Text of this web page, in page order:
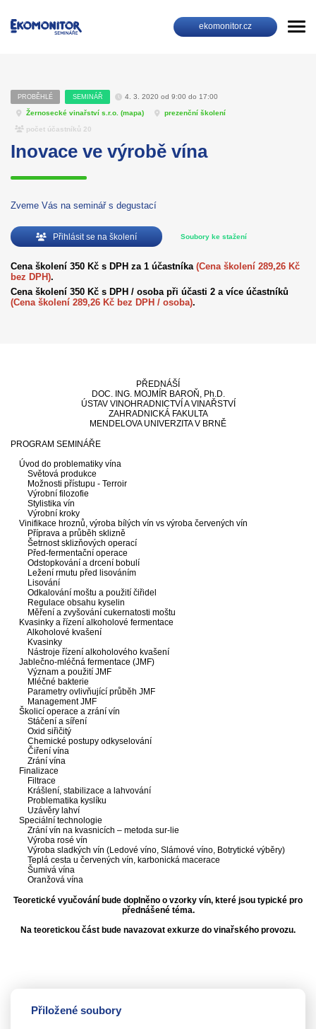
ekomonitor.cz
PROBĚHLÉ SEMINÁŘ 4. 3. 2020 od 9:00 do 17:00
Žernosecké vinařství s.r.o. (mapa) prezenční školení
počet účastníků 20
Inovace ve výrobě vína
Zveme Vás na seminář s degustací
Přihlásit se na školení Soubory ke stažení
Cena školení 350 Kč s DPH za 1 účastníka (Cena školení 289,26 Kč
bez DPH).
Cena školení 350 Kč s DPH / osoba při účasti 2 a více účastníků
(Cena školení 289,26 Kč bez DPH / osoba).
PŘEDNÁŠÍ
DOC. ING. MOJMÍR BAROŇ, Ph.D.
ÚSTAV VINOHRADNICTVÍ A VINAŘSTVÍ
ZAHRADNICKÁ FAKULTA
MENDELOVA UNIVERZITA V BRNĚ
PROGRAM SEMINÁŘE
Úvod do problematiky vína
Světová produkce
Možnosti přístupu - Terroir
Výrobní filozofie
Stylistika vín
Výrobní kroky
Vinifikace hroznů, výroba bílých vín vs výroba červených vín
Příprava a průběh sklizně
Šetrnost sklizňových operací
Před-fermentační operace
Odstopkování a drcení bobulí
Ležení rmutu před lisováním
Lisování
Odkalování moštu a použití čiřidel
Regulace obsahu kyselin
Měření a zvyšování cukernatosti moštu
Kvasinky a řízení alkoholové fermentace
Alkoholové kvašení
Kvasinky
Nástroje řízení alkoholového kvašení
Jablečno-mléčná fermentace (JMF)
Význam a použití JMF
Mléčné bakterie
Parametry ovlivňující průběh JMF
Management JMF
Školicí operace a zrání vín
Stáčení a síření
Oxid siřičitý
Chemické postupy odkyselování
Čiření vína
Zrání vína
Finalizace
Filtrace
Krášlení, stabilizace a lahvování
Problematika kyslíku
Uzávěry lahví
Speciální technologie
Zrání vín na kvasnicích – metoda sur-lie
Výroba rosé vín
Výroba sladkých vín (Ledové víno, Slámové víno, Botrytické výběry)
Teplá cesta u červených vín, karbonická macerace
Šumivá vína
Oranžová vína
Teoretické vyučování bude doplněno o vzorky vín, které jsou typické pro
přednášené téma.
Na teoretickou část bude navazovat exkurze do vinařského provozu.
Přiložené soubory